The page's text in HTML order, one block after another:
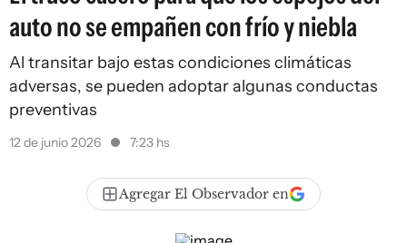
auto no se empañen con frío y niebla
Al transitar bajo estas condiciones climáticas
adversas, se pueden adoptar algunas conductas
preventivas
12 de junio 2026 7:23 hs
Agregar El Observador en